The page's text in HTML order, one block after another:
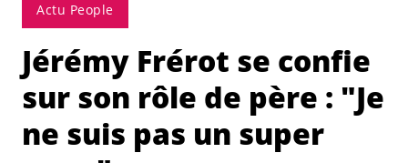
Actu People
Jérémy Frérot se confie
sur son rôle de père : "Je
ne suis pas un super